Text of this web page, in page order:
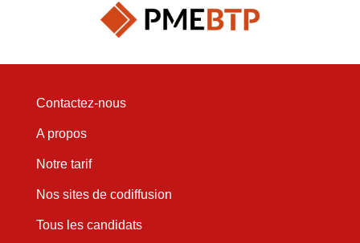
Contactez-nous
A propos
Notre tarif
Nos sites de codiffusion
Tous les candidats